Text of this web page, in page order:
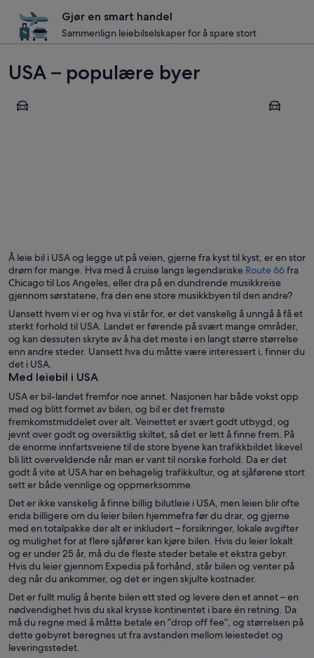
Gjør en smart handel
Sammenlign leiebilselskaper for å spare stort
USA – populære byer
New York Orlando
Å leie bil i USA og legge ut på veien, gjerne fra kyst til kyst, er en stor
drøm for mange. Hva med å cruise langs legendariske Route 66fra
Chicago til Los Angeles, eller dra på en dundrende musikkreise
gjennom sørstatene, fra den ene store musikkbyen til den andre?
Uansett hvem vi er og hva vi står for, er det vanskelig å unngå å få et
sterkt forhold til USA. Landet er førende på svært mange områder,
og kan dessuten skryte av å ha det meste i en langt større størrelse
enn andre steder. Uansett hva du måtte være interessert i, finner du
det i USA.
Med leiebil i USA
USA er bil-landet fremfor noe annet. Nasjonen har både vokst opp
med og blitt formet av bilen, og bil er det fremste
fremkomstmiddelet over alt. Veinettet er svært godt utbygd, og
jevnt over godt og oversiktlig skiltet, så det er lett å finne frem. På
de enorme innfartsveiene til de store byene kan trafikkbildet likevel
bli litt overveldende når man er vant til norske forhold. Da er det
godt å vite at USA har en behagelig trafikkultur, og at sjåførene stort
sett er både vennlige og oppmerksomme.
Det er ikke vanskelig å finne billig bilutleie i USA, men leien blir ofte
enda billigere om du leier bilen hjemmefra før du drar, og gjerne
med en totalpakke der alt er inkludert – forsikringer, lokale avgifter
og mulighet for at flere sjåfører kan kjøre bilen. Hvis du leier lokalt
og er under 25 år, må du de fleste steder betale et ekstra gebyr.
Hvis du leier gjennom Expedia på forhånd, står bilen og venter på
deg når du ankommer, og det er ingen skjulte kostnader.
Det er fullt mulig å hente bilen ett sted og levere den et annet – en
nødvendighet hvis du skal krysse kontinentet i bare én retning. Da
må du regne med å måtte betale en ”drop off fee”, og størrelsen på
dette gebyret beregnes ut fra avstanden mellom leiestedet og
leveringsstedet.